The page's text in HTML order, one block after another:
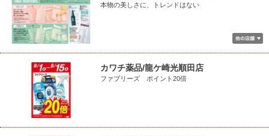
本物の美しさに、トレンドはない
カワチ薬品/龍ケ崎光順田店
ファブリーズ ポイント20倍